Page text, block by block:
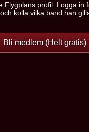
Flygplans profil. Logga in
kolla vilka band han
Bli medlem (Helt gratis)